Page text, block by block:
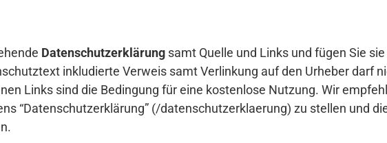
Datenschutzerklärung samt Quelle und Links und fügen Sie
inkludierte Verweis samt Verlinkung auf den Urheber darf
Links sind die Bedingung für eine kostenlose Nutzung. Wir
“Datenschutzerklärung” (/datenschutzerklaerung) zu stellen und